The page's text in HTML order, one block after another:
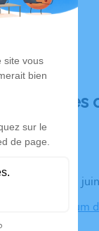
Déroulé des
Le lundi 29
Crématorium